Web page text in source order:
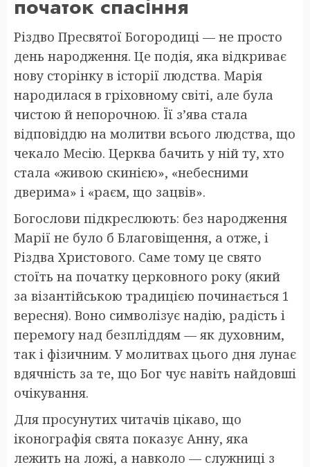
початок спасіння
Різдво Пресвятої Богородиці — не просто
день народження. Це подія, яка відкриває
нову сторінку в історії людства. Марія
народилася в гріховному світі, але була
чистою й непорочною. Її з’ява стала
відповіддю на молитви всього людства, що
чекало Месію. Церква бачить у ній ту, хто
стала «живою скинією», «небесними
дверима» і «раєм, що зацвів».
Богослови підкреслюють: без народження
Марії не було б Благовіщення, а отже, і
Різдва Христового. Саме тому це свято
стоїть на початку церковного року (який
за візантійською традицією починається 1
вересня). Воно символізує надію, радість і
перемогу над безпліддям — як духовним,
так і фізичним. У молитвах цього дня лунає
вдячність за те, що Бог чує навіть найдовші
очікування.
Для просунутих читачів цікаво, що
іконографія свята показує Анну, яка
лежить на ложі, а навколо — служниці з